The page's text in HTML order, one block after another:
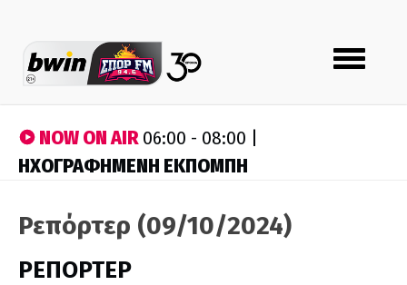
Toggle
navigation
NOW ON AIR06:00 - 08:00 |
ΗΧΟΓΡΑΦΗΜΕΝΗ ΕΚΠΟΜΠΗ
Ρεπόρτερ (09/10/2024)
ΡΕΠΟΡΤΕΡ